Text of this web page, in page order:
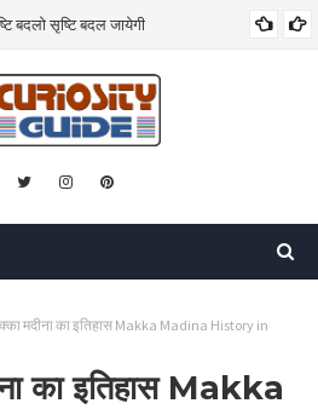
बदलो सृष्टि बदल जायेगी
मदीना का इतिहास Makka Madina History in
का इतिहास Makka